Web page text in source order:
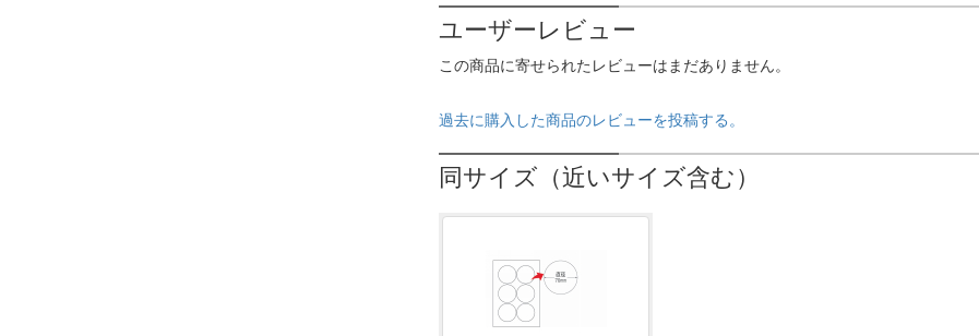
ユーザーレビュー
この商品に寄せられたレビューはまだありません。
過去に購入した商品のレビューを投稿する。
同サイズ（近いサイズ含む）